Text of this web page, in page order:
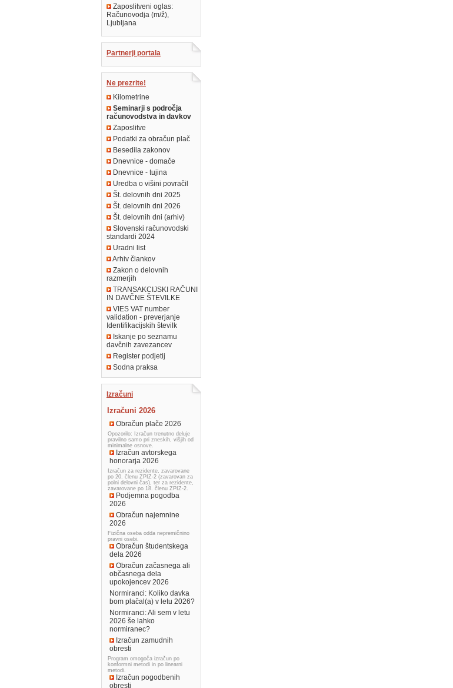
Zaposlitveni oglas:
Računovodja (m/ž),
Ljubljana
Partnerji portala
Ne prezrite!
Kilometrine
Seminarji s področja
računovodstva in davkov
Zaposlitve
Podatki za obračun plač
Besedila zakonov
Dnevnice - domače
Dnevnice - tujina
Uredba o višini povračil
Št. delovnih dni 2025
Št. delovnih dni 2026
Št. delovnih dni (arhiv)
Slovenski računovodski
standardi 2024
Uradni list
Arhiv člankov
Zakon o delovnih
razmerjih
TRANSAKCIJSKI RAČUNI
IN DAVČNE ŠTEVILKE
VIES VAT number
validation - preverjanje
Identifikacijskih številk
Iskanje po seznamu
davčnih zavezancev
Register podjetij
Sodna praksa
Izračuni
Izračuni 2026
Obračun plače 2026
Opozorilo: Izračun trenutno deluje
pravilno samo pri zneskih, višjih od
minimalne osnove.
Izračun avtorskega
honorarja 2026
Izračun za rezidente, zavarovane
po 20. členu ZPIZ-2 (zavarovan za
polni delovni čas), ter za rezidente,
zavarovane po 18. členu ZPIZ-2.
Podjemna pogodba
2026
Obračun najemnine
2026
Fizična oseba odda nepremičnino
pravni osebi.
Obračun študentskega
dela 2026
Obračun začasnega ali
občasnega dela
upokojencev 2026
Normiranci: Koliko davka
bom plačal(a) v letu 2026?
Normiranci: Ali sem v letu
2026 še lahko
normiranec?
Izračun zamudnih
obresti
Program omogoča izračun po
konformni metodi in po linearni
metodi.
Izračun pogodbenih
obresti